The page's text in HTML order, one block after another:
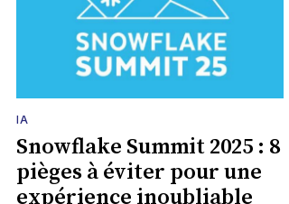
IA
Snowflake Summit 2025 : 8
pièges à éviter pour une
expérience inoubliable